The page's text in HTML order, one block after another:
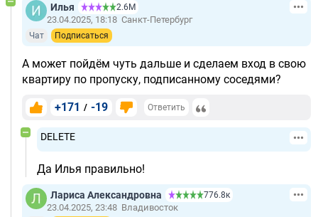
Илья 2.6М
23.04.2025, 18:18 Санкт-Петербург
Чат Подписаться
А может пойдём чуть дальше и сделаем вход в свою
квартиру по пропуску, подписанному соседями?
+171 / -19 Ответить
DELETE
Да Илья правильно!
Лариса Александровна 776.8к
23.04.2025, 23:48 Владивосток